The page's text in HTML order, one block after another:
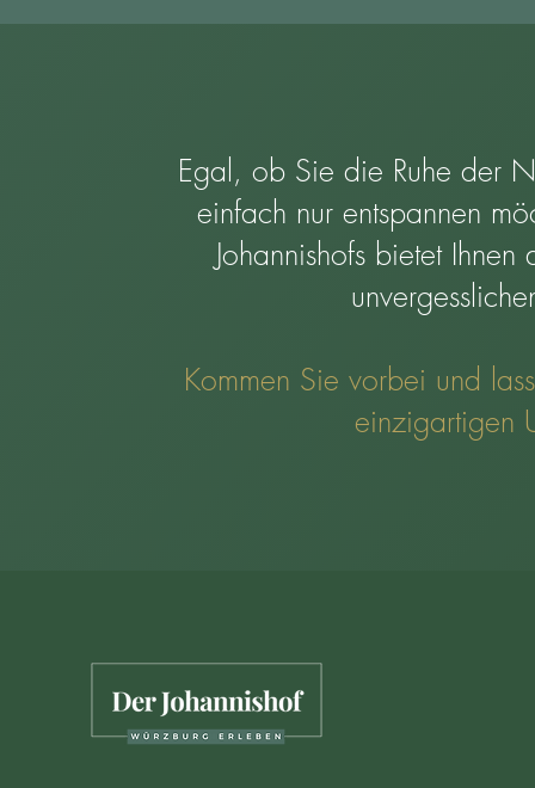
Egal, ob Sie die Ruhe der
einfach nur entspannen
Johannishofs bietet
Kommen Sie vorbei und
einzigartigen